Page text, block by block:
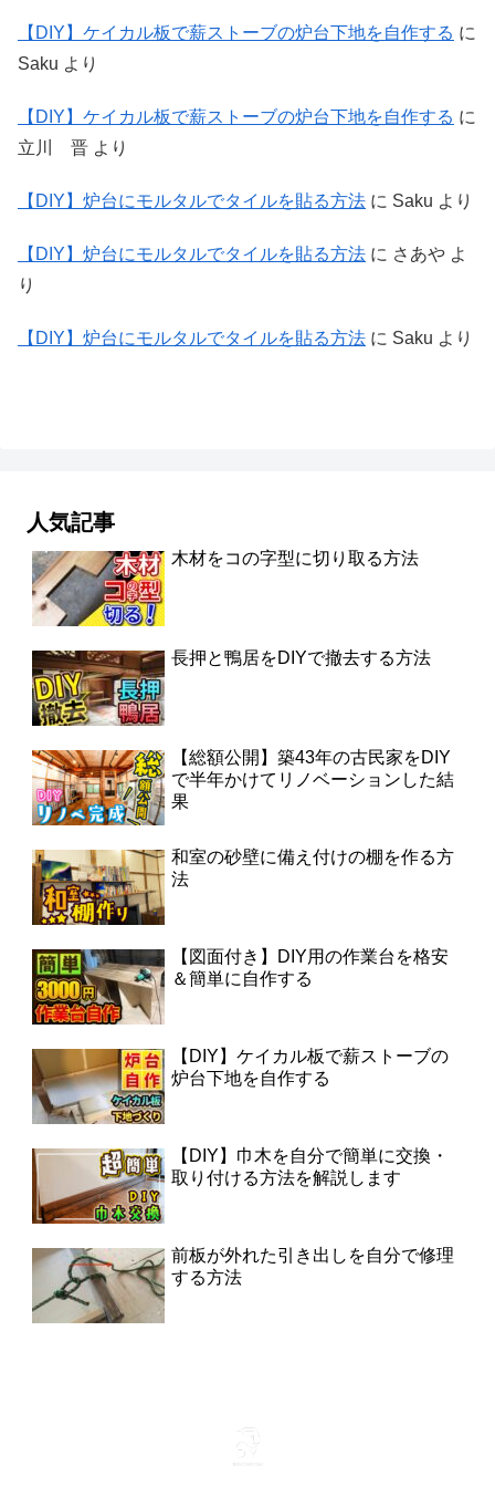
【DIY】ケイカル板で薪ストーブの炉台下地を自作する に
Saku より
【DIY】ケイカル板で薪ストーブの炉台下地を自作する に
立川 晋 より
【DIY】炉台にモルタルでタイルを貼る方法 に Saku より
【DIY】炉台にモルタルでタイルを貼る方法 に さあや よ
り
【DIY】炉台にモルタルでタイルを貼る方法 に Saku より
人気記事
木材をコの字型に切り取る方法
長押と鴨居をDIYで撤去する方法
【総額公開】築43年の古民家をDIY
で半年かけてリノベーションした結
果
和室の砂壁に備え付けの棚を作る方
法
【図面付き】DIY用の作業台を格安
＆簡単に自作する
【DIY】ケイカル板で薪ストーブの
炉台下地を自作する
【DIY】巾木を自分で簡単に交換・
取り付ける方法を解説します
前板が外れた引き出しを自分で修理
する方法